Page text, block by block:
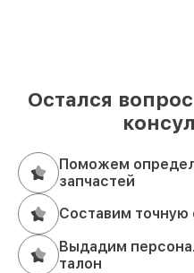
Остался
Поможем
запчастей
Составим точную
Выдадим
талон